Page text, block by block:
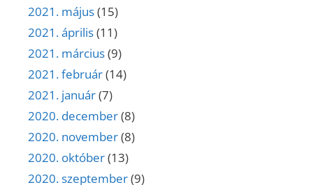
2021. május(15)
2021. április(11)
2021. március(9)
2021. február(14)
2021. január(7)
2020. december(8)
2020. november(8)
2020. október(13)
2020. szeptember(9)